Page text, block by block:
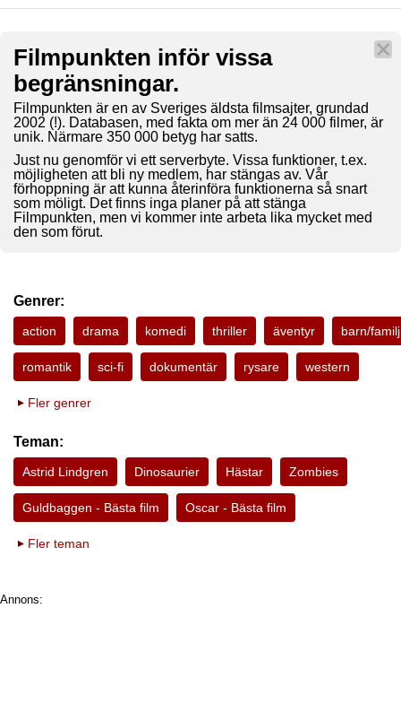
Filmpunkten inför vissa
begränsningar.
Filmpunkten är en av Sveriges äldsta filmsajter, grundad
2002 (!). Databasen, med fakta om mer än 24 000 filmer, är
unik. Närmare 350 000 betyg har satts.
Just nu genomför vi ett serverbyte. Vissa funktioner, t.ex.
möjligheten att bli ny medlem, har stängas av. Vår
förhoppning är att kunna återinföra funktionerna så snart
som möligt. Det finns inga planer på att stänga
Filmpunkten, men vi kommer inte arbeta lika mycket med
den som förut.
Genrer:
action drama komedi thriller äventyr barn/familj
romantik sci-fi dokumentär rysare western
Fler genrer
Teman:
Astrid Lindgren Dinosaurier Hästar Zombies
Guldbaggen - Bästa film Oscar - Bästa film
Fler teman
Annons: